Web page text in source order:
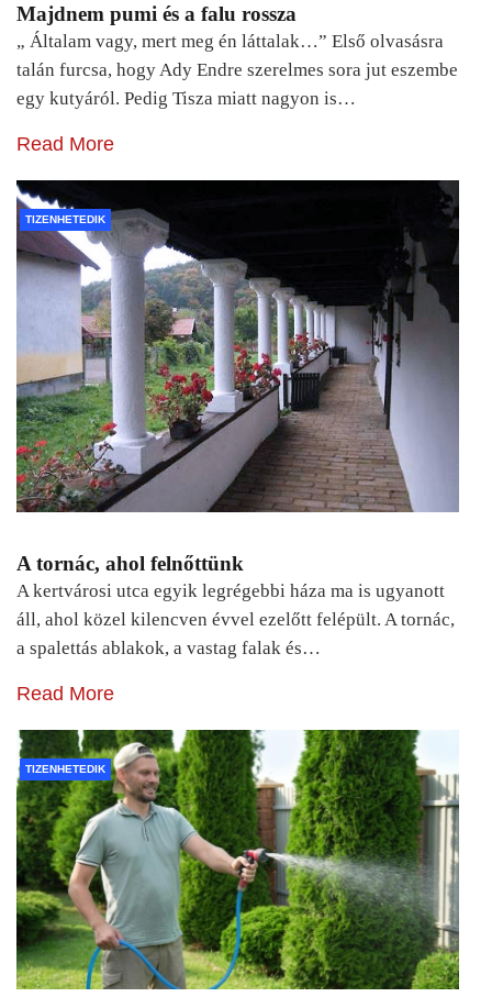
Majdnem pumi és a falu rossza
„ Általam vagy, mert meg én láttalak…” Első olvasásra
talán furcsa, hogy Ady Endre szerelmes sora jut eszembe
egy kutyáról. Pedig Tisza miatt nagyon is…
Read More
TIZENHETEDIK
A tornác, ahol felnőttünk
A kertvárosi utca egyik legrégebbi háza ma is ugyanott
áll, ahol közel kilencven évvel ezelőtt felépült. A tornác,
a spalettás ablakok, a vastag falak és…
Read More
TIZENHETEDIK